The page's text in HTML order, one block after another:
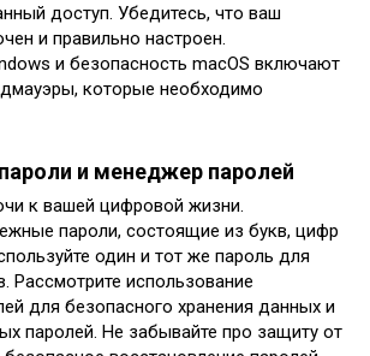
доступ. Убедитесь, что ваш
и правильно настроен.
и безопасность macOS включают
которые необходимо
и менеджер паролей
к вашей цифровой жизни.
пароли, состоящие из букв, цифр
один и тот же пароль для
Рассмотрите использование
для безопасного хранения данных и
паролей. Не забывайте про защиту от